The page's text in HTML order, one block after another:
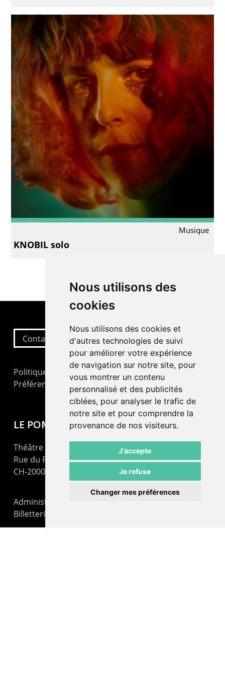
Nous utilisons des
cookies
Nous utilisons des cookies et
d'autres technologies de suivi
pour améliorer votre expérience
de navigation sur notre site, pour
vous montrer un contenu
personnalisé et des publicités
ciblées, pour analyser le trafic de
notre site et pour comprendre la
provenance de nos visiteurs.
J'accepte
Je refuse
Changer mes préférences
Musique
KNOBIL solo
Contactez-nous
Politique de confidentialité
Préférences cookies
LE POMMIER
Théâtre – Centre Culturel Neuchâtelois
Rue du Pommier 9
CH-2000 Neuchâtel
Administration : +41 32 725 03 03
Billetterie : +41 32 725 05 05